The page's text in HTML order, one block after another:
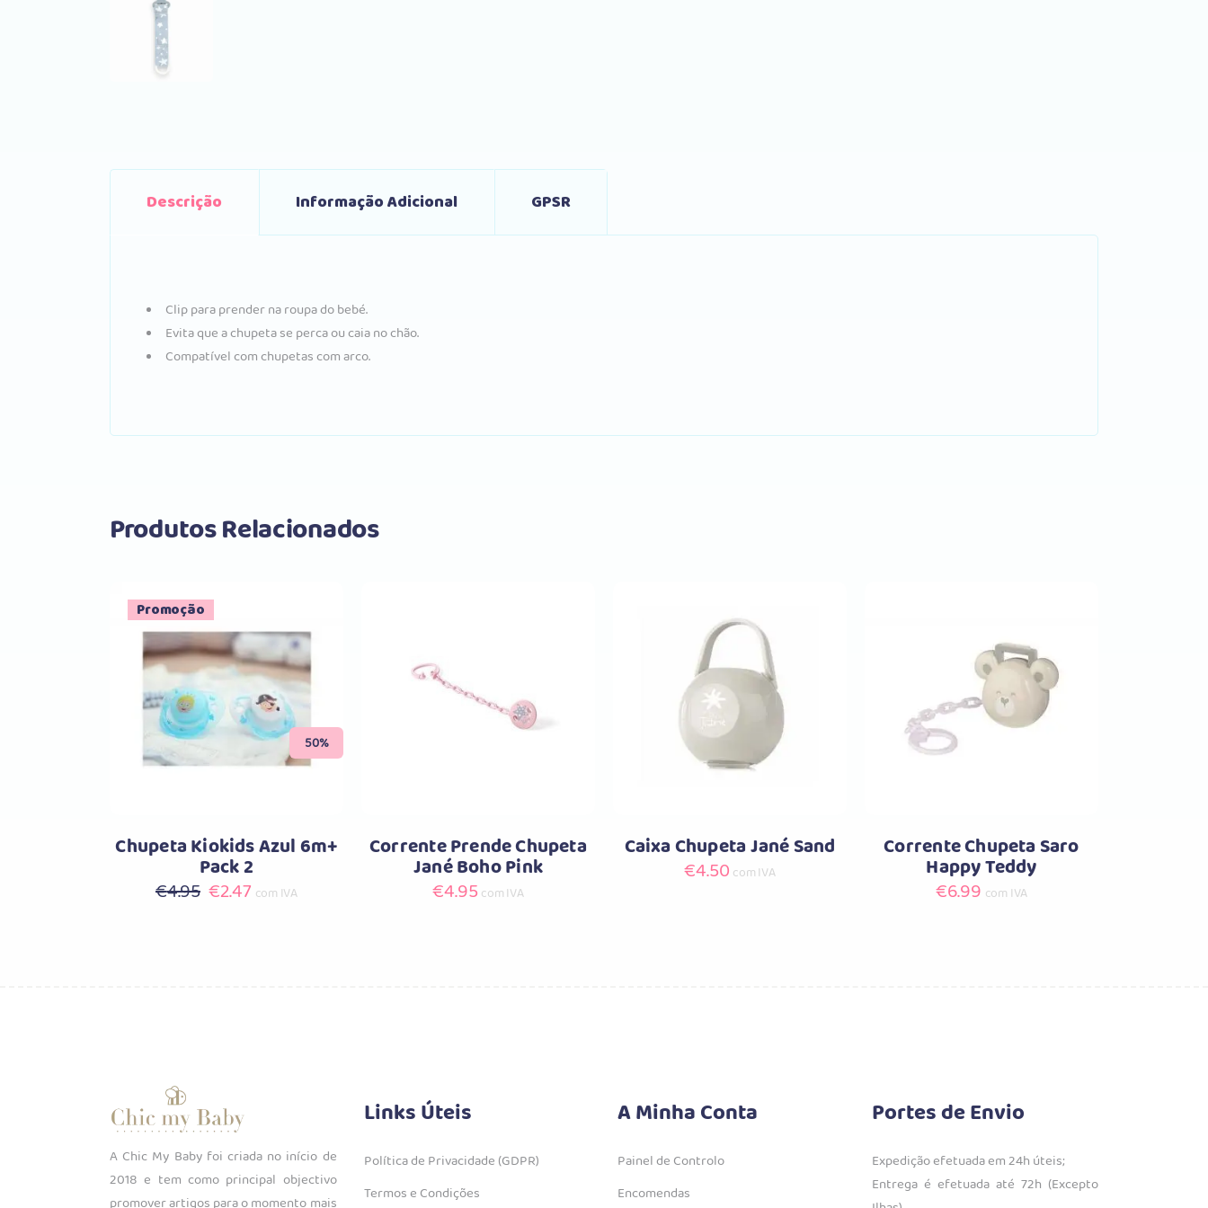
Descrição Informação Adicional GPSR
Clip para prender na roupa do bebé.
Evita que a chupeta se perca ou caia no chão.
Compatível com chupetas com arco.
Produtos Relacionados
Promoção
50%
Comprar
Chupeta Kiokids Azul 6m+
Pack 2
€4.95 O
€2.47Ocom IVA
Comprar
Corrente Prende Chupeta
Jané Boho Pink
€4.95 com IVA
Comprar
Caixa Chupeta Jané Sand
€4.50 com IVA
Comprar
Corrente Chupeta Saro
Happy Teddy
€6.99 com IVA
A Chic My Baby foi criada no início de
2018 e tem como principal objectivo
Links Úteis
Política de Privacidade (GDPR)
Termos e Condições
A Minha Conta
Painel de Controlo
Encomendas
Portes de Envio
Expedição efetuada em 24h úteis;
Entrega é efetuada até 72h (Excepto